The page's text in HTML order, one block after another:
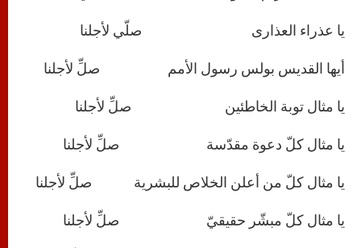
يا عذراء العذارى صلّي لأجلنا
أيها القديس بولس رسول الأمم صلِّ لأجلنا
يا مثال توبة الخاطئين صلِّ لأجلنا
يا مثال كلّ دعوة مقدّسة صلِّ لأجلنا
يا مثال كلّ من أعلن الخلاص للبشرية صلِّ لأجلنا
يا مثال كلّ مبشّر حقيقيّ صلِّ لأجلنا